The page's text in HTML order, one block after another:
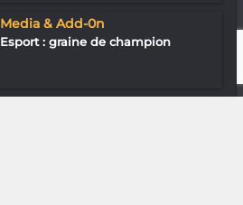
Media & Add-0n
Esport : graine de champion